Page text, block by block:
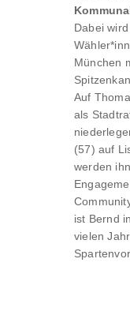
Dabei
München
Auf
als
(57) auf
werden
ist Bernd
vielen